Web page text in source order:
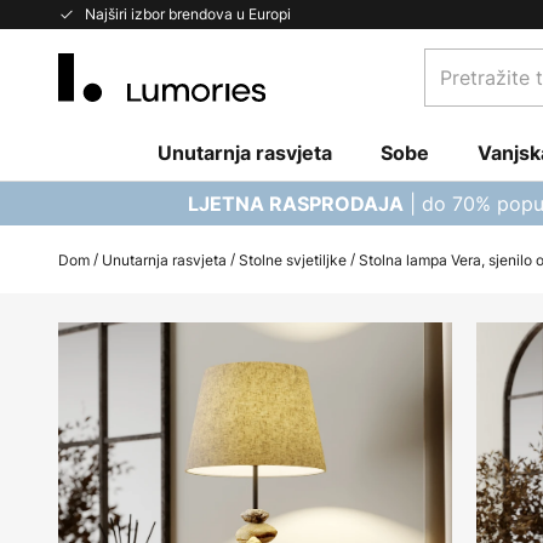
Najširi izbor brendova u Europi
Skip
Pretražite
trgovinu...
Unutarnja rasvjeta Sobe
LJETNA RASPRODAJA | do 70%
Dom Unutarnja rasvjeta Stolne svjetiljke Stolna lampa Vera, sjenilo
Skip
end
of
the
images